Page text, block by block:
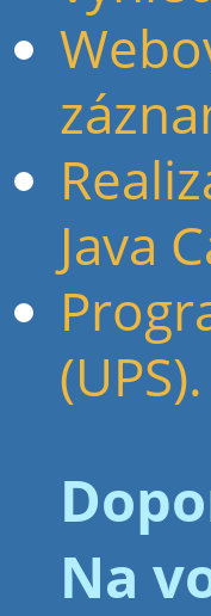
Java
(UPS).
Na